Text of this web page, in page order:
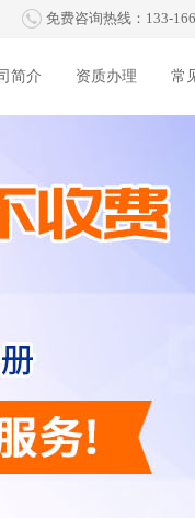
免费咨询热线：133-
简介 资质办理 常